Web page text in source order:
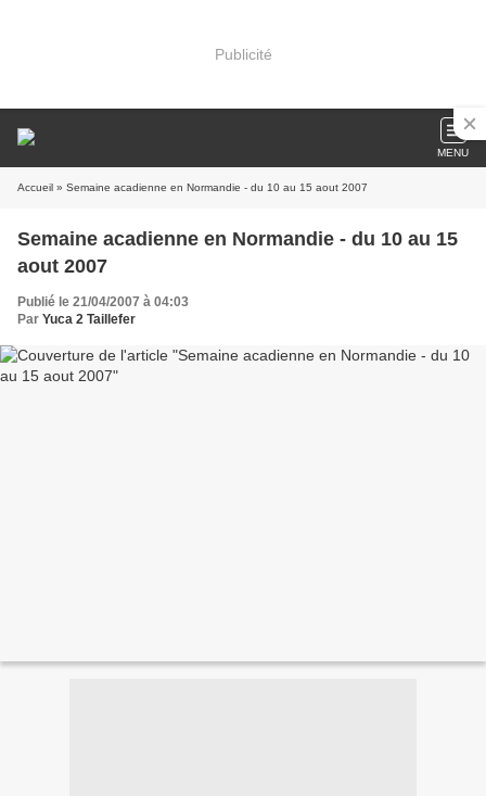
Publicité
MENU
Accueil » Semaine acadienne en Normandie - du 10 au 15 aout 2007
Semaine acadienne en Normandie - du 10 au 15
aout 2007
Publié le 21/04/2007 à 04:03
Par Yuca 2 Taillefer